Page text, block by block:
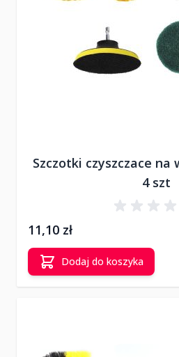
Szczotki czyszczace
4 szt
11,10 zł
Dodaj do koszyka